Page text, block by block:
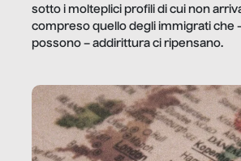
sotto i molteplici profili di cui non
compreso quello degli immigrati che
possono – addirittura ci ripensano.